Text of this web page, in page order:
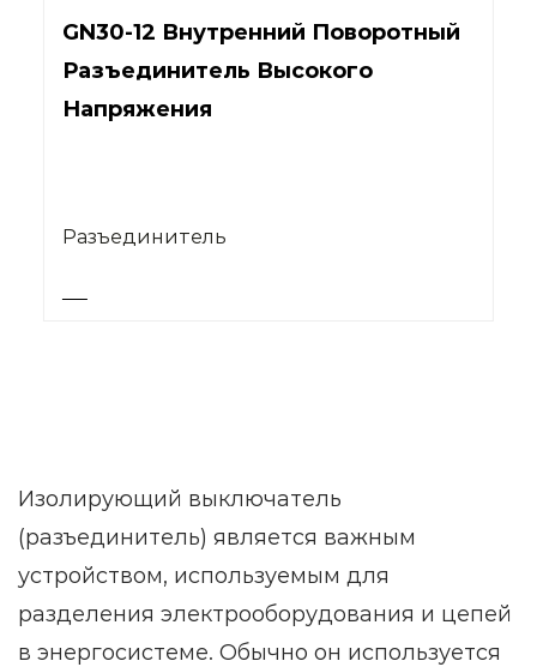
GN30-12 Внутренний Поворотный
Разъединитель Высокого
Напряжения
Разъединитель
Изолирующий выключатель
(разъединитель) является важным
устройством, используемым для
разделения электрооборудования и цепей
в энергосистеме. Обычно он используется